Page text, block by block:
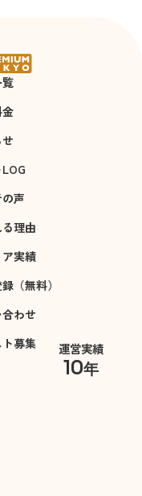
声
理由
実績
（無料）
わせ
募集 運営実績
10年